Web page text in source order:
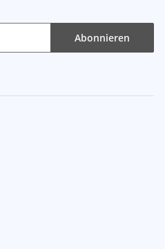
Abonnieren